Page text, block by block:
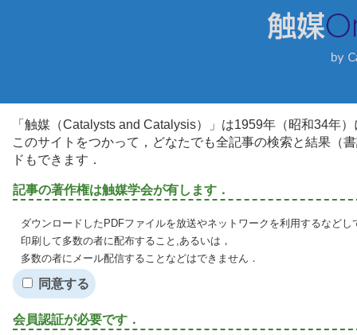
「触媒（Catalysts and Catalysis）」は1959年（昭和34年
このサイトをつかって，どなたでも全記事の検索と結果（
ドもできます．
記事の著作権は触媒学会が有します．
ダウンロードしたPDFファイルを放送やネットワークを利用するなど
印刷して多数の者に配布すること,あるいは，
多数の者にメール配信することなどはできません．
同意する
会員認証が必要です．